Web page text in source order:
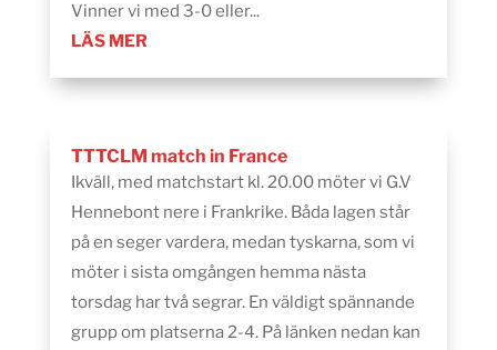
Vinner vi med 3-0 eller...
LÄS MER
TTTCLM match in France
Ikväll, med matchstart kl. 20.00 möter vi G.V
Hennebont nere i Frankrike. Båda lagen står
på en seger vardera, medan tyskarna, som vi
möter i sista omgången hemma nästa
torsdag har två segrar. En väldigt spännande
grupp om platserna 2-4. På länken nedan kan